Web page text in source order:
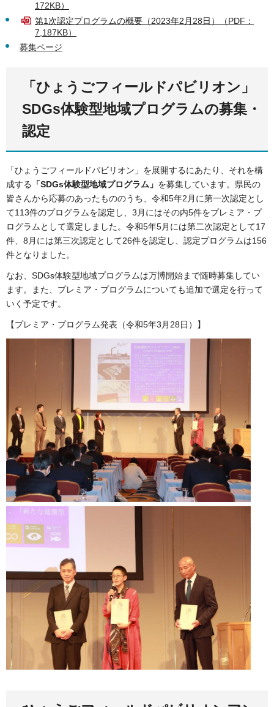
172KB）
第1次認定プログラムの概要（2023年2月28日）（PDF：
7,187KB）
募集ページ
「ひょうごフィールドパビリオン」
SDGs体験型地域プログラムの募集・
認定
「ひょうごフィールドパビリオン」を展開するにあたり、それを構
成する
「SDGs体験型地域プログラム」 を募集しています。県民の
皆さんから応募のあったもののうち、令和5年2月に第一次認定とし
て113件のプログラムを認定し、3月にはその内5件をプレミア・プ
ログラムとして選定しました。令和5年5月には第二次認定として17
件、8月には第三次認定として26件を認定し、認定プログラムは156
件となりました。
なお、SDGs体験型地域プログラムは万博開始まで随時募集してい
ます。また、プレミア・プログラムについても追加で選定を行って
いく予定です。
【プレミア・プログラム発表（令和5年3月28日）】